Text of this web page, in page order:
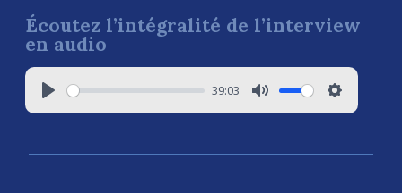
Écoutez l’intégralité de l’interview
en audio
39:03